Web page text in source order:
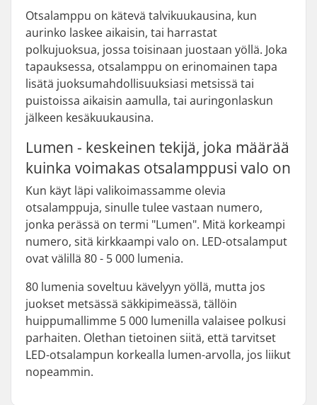
Otsalamppu on kätevä talvikuukausina, kun
aurinko laskee aikaisin, tai harrastat
polkujuoksua, jossa toisinaan juostaan yöllä. Joka
tapauksessa, otsalamppu on erinomainen tapa
lisätä juoksumahdollisuuksiasi metsissä tai
puistoissa aikaisin aamulla, tai auringonlaskun
jälkeen kesäkuukausina.
Lumen - keskeinen tekijä, joka määrää
kuinka voimakas otsalamppusi valo on
Kun käyt läpi valikoimassamme olevia
otsalamppuja, sinulle tulee vastaan numero,
jonka perässä on termi "Lumen". Mitä korkeampi
numero, sitä kirkkaampi valo on. LED-otsalamput
ovat välillä 80 - 5 000 lumenia.
80 lumenia soveltuu kävelyyn yöllä, mutta jos
juokset metsässä säkkipimeässä, tällöin
huippumallimme 5 000 lumenilla valaisee polkusi
parhaiten. Olethan tietoinen siitä, että tarvitset
LED-otsalampun korkealla lumen-arvolla, jos liikut
nopeammin.